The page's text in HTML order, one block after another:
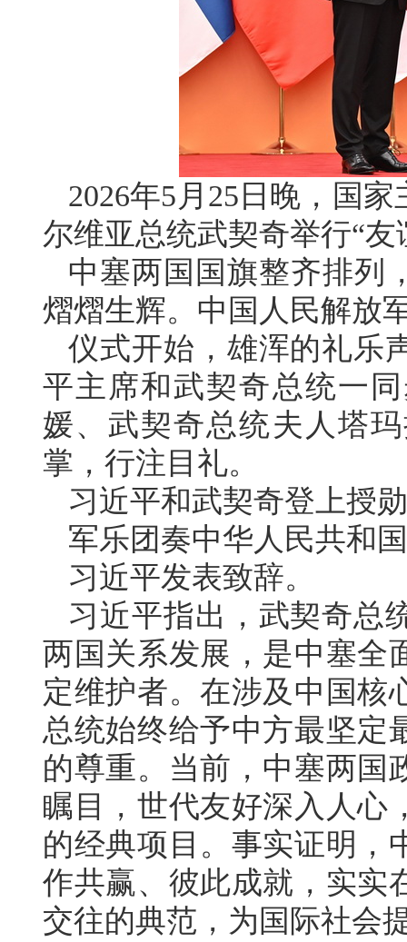
2026年5月25日晚，国
尔维亚总统武契奇举行“
中塞两国国旗整齐排列
熠熠生辉。中国人民解放
仪式开始，雄浑的礼乐
平主席和武契奇总统一
媛、武契奇总统夫人塔
掌，行注目礼。
习近平和武契奇登上授
军乐团奏中华人民共和
习近平发表致辞。
习近平指出，武契奇总
两国关系发展，是中塞全
定维护者。在涉及中国核
总统始终给予中方最坚定
的尊重。当前，中塞两国
瞩目，世代友好深入人心
的经典项目。事实证明，
作共赢、彼此成就，实实
交往的典范，为国际社会